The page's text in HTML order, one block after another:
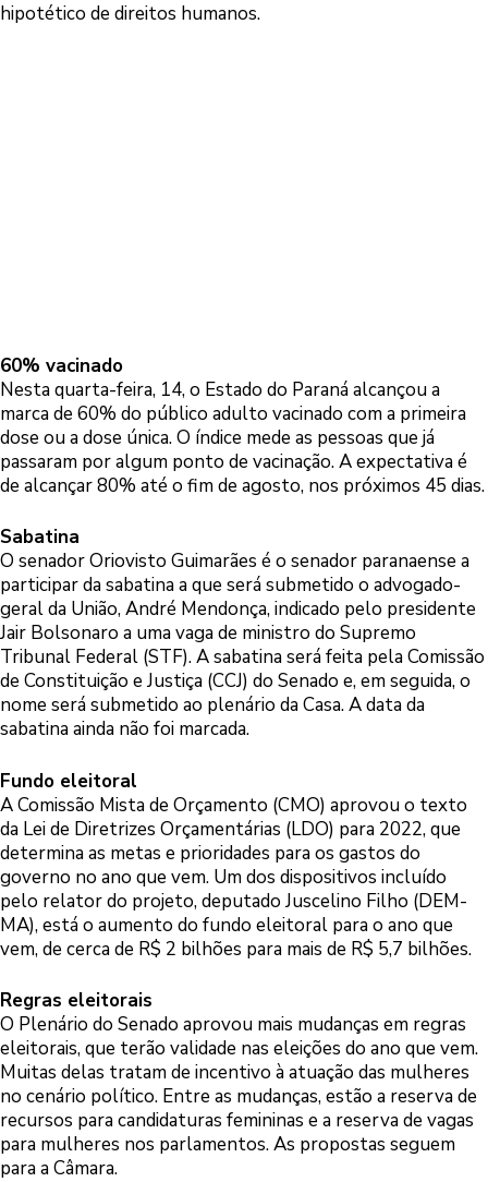
hipotético de direitos humanos.
60% vacinado
Nesta quarta-feira, 14, o Estado do Paraná alcançou a
marca de 60% do público adulto vacinado com a primeira
dose ou a dose única. O índice mede as pessoas que já
passaram por algum ponto de vacinação. A expectativa é
de alcançar 80% até o fim de agosto, nos próximos 45 dias.
Sabatina
O senador Oriovisto Guimarães é o senador paranaense a
participar da sabatina a que será submetido o advogado-
geral da União, André Mendonça, indicado pelo presidente
Jair Bolsonaro a uma vaga de ministro do Supremo
Tribunal Federal (STF). A sabatina será feita pela Comissão
de Constituição e Justiça (CCJ) do Senado e, em seguida, o
nome será submetido ao plenário da Casa. A data da
sabatina ainda não foi marcada.
Fundo eleitoral
A Comissão Mista de Orçamento (CMO) aprovou o texto
da Lei de Diretrizes Orçamentárias (LDO) para 2022, que
determina as metas e prioridades para os gastos do
governo no ano que vem. Um dos dispositivos incluído
pelo relator do projeto, deputado Juscelino Filho (DEM-
MA), está o aumento do fundo eleitoral para o ano que
vem, de cerca de R$ 2 bilhões para mais de R$ 5,7 bilhões.
Regras eleitorais
O Plenário do Senado aprovou mais mudanças em regras
eleitorais, que terão validade nas eleições do ano que vem.
Muitas delas tratam de incentivo à atuação das mulheres
no cenário político. Entre as mudanças, estão a reserva de
recursos para candidaturas femininas e a reserva de vagas
para mulheres nos parlamentos. As propostas seguem
para a Câmara.